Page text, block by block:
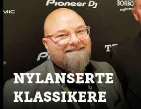
NYLANSERTE
KLASSIKERE